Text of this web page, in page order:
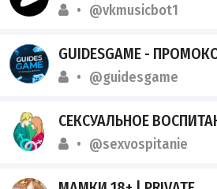
@vkmusicbot1
GUIDESGAME -
@guidesgame
СЕКСУАЛЬНОЕ
@sexvospitanie